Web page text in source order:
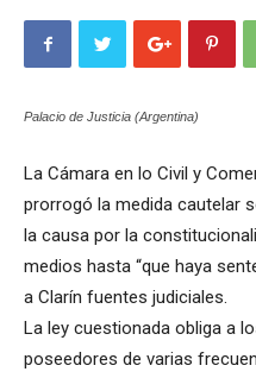
Palacio de Justicia (Argentina)
La Cámara en lo Civil y
prorrogó la medida cautelar
la causa por la
medios hasta “que haya
a Clarín fuentes judiciales.
La ley cuestionada obliga a
poseedores de varias